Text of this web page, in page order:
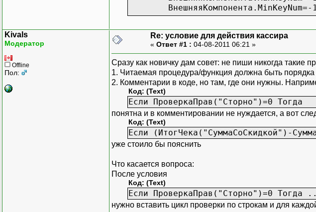
ВнешняяКомпонента.MinKeyNum=-
Если Чек.КоличествоСтрок()>0
Если Чек.Флаг=2 Тогда
Возврат;
КонецЕсли;
ПоложениеТочки=ДесТ;
НажатаТочка=0;
Кол=1;
НажатПромИтог=0;
ТекТовар=0;
К=1;
Если
Если
Kivals
Модератор
Offline
Пол:
Re: условие для действия кассира
« Ответ #1 : 04-08-2011 06:21 »
Сразу как новичку дам совет: не пиши никогда такие
1. Читаемая процедура/функция должна быть
2. Комментарии в коде, но там, где они нужны.
Код: (Text)
Если ПроверкаПрав("Сторно")=0 Тогда
понятна и в комментировании не нуждается, а вот
Код: (Text)
Если (ИтогЧека("СуммаСоСкидкой")-
уже стоило бы пояснить
Что касается вопроса:
После условия
Код: (Text)
Если ПроверкаПрав("Сторно")=0 Тогда
нужно вставить цикл проверки по строкам и для